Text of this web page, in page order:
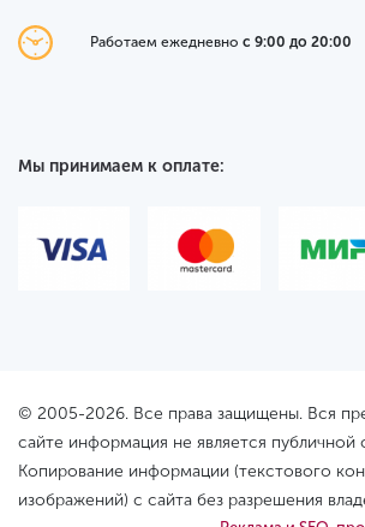
Работаем ежедневно с 9:00 до 20:00
Мы принимаем к оплате:
© 2005-2026. Все права защищены. Вся
сайте информация не является публичной
Копирование информации (текстового
изображений) с сайта без разрешения